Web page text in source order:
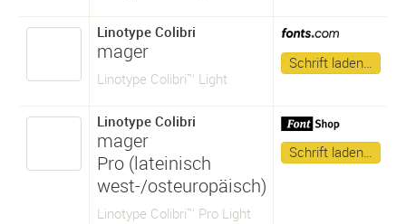
Linotype Colibri
mager
Linotype Colibri™ Light
Schrift laden…
Linotype Colibri
mager
Pro (lateinisch
west-/osteuropäisch)
Linotype Colibri™ Pro Light
Schrift laden…